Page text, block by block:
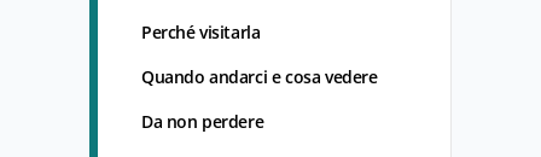
Perché visitarla
Quando andarci e cosa vedere
Da non perdere